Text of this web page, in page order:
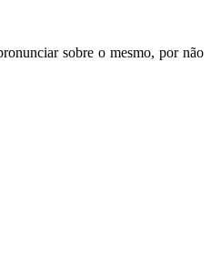
sobre o mesmo, por não